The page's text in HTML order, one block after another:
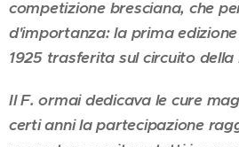
competizione bresciana, che
d'importanza: la prima
1925 trasferita sul circuito della
Il F. ormai dedicava le cure
certi anni la partecipazione